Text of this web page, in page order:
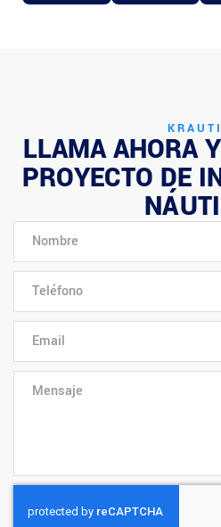
LLAMA AHORA
PROYECTO DE